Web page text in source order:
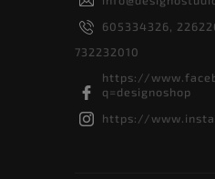
605334326,
732232010
https://
q=designoshop
https://